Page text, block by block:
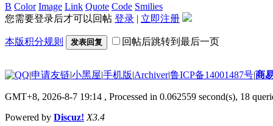
B Color Image Link Quote Code Smilies
您需要登录后才可以回帖 登录 | 立即注册
本版积分规则 发表回复 回帖后跳转到最后一页
|申请友链|小黑屋|手机版|Archiver|鲁ICP备14001487号|商
GMT+8, 2026-8-7 19:14 , Processed in 0.062559 second(s), 18
Powered by Discuz! X3.4